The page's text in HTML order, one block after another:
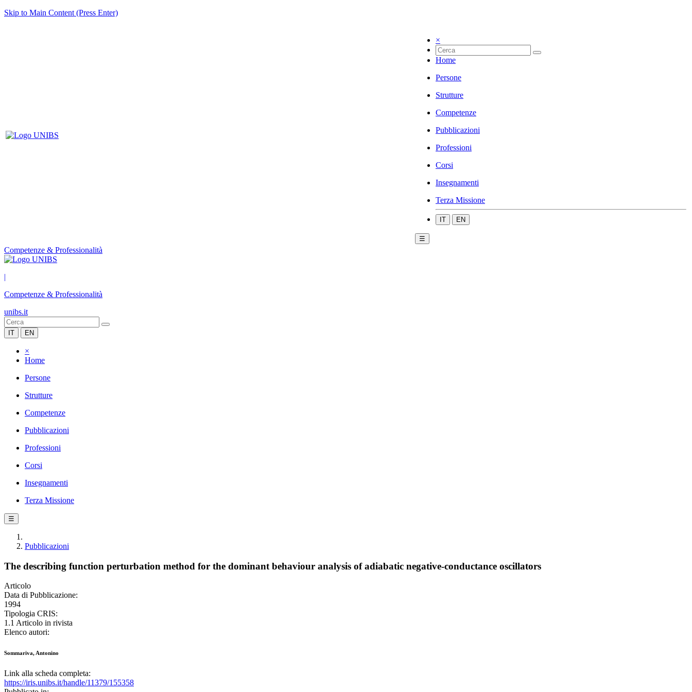
Skip to Main Content (Press Enter)
×
Home
Persone
Strutture
Competenze
Pubblicazioni
Professioni
Corsi
Insegnamenti
Terza Missione
IT EN
☰
Competenze & Professionalità
|
Competenze & Professionalità
unibs.it
IT EN
×
Home
Persone
Strutture
Competenze
Pubblicazioni
Professioni
Corsi
Insegnamenti
Terza Missione
☰
Pubblicazioni
The describing function perturbation method for the dominant behaviour analysis of adiabatic negative-conductance oscillators
Articolo
Data di Pubblicazione:
1994
Tipologia CRIS:
1.1 Articolo in rivista
Elenco autori:
Sommariva, Antonino
Link alla scheda completa:
https://iris.unibs.it/handle/11379/155358